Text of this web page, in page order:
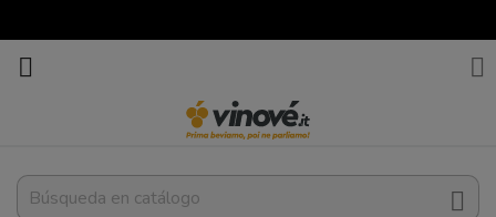
 
